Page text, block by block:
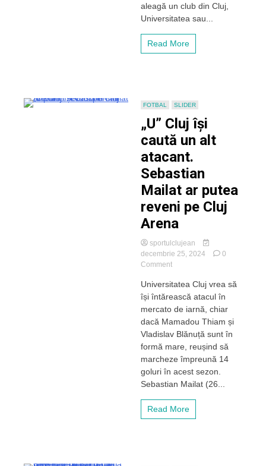
Căpitanul
naționalei
între
„U”
aleagă un club din Cluj,
Universitatea sau...
Read More
FOTBAL SLIDER
„U” Cluj își
caută un alt
atacant.
Sebastian
Mailat ar putea
reveni pe Cluj
Arena
sportulclujean
decembrie 25, 2024
0
Commenton
Cluj
își
caută
atacant.
Sebastian
Mailat
ar
putea
pe
Cluj
Universitatea Cluj vrea să
își întărească atacul în
mercato de iarnă, chiar
dacă Mamadou Thiam și
Vladislav Blănuță sunt în
formă mare, reușind să
marcheze împreună 14
goluri în acest sezon.
Sebastian Mailat (26...
Read More